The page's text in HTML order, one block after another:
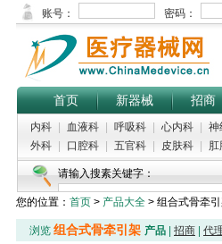
首页 新器械 招商
内科 血液科 呼吸科 心内科 神
外科
口腔科 五官科 皮肤科 肛
请输入搜素关键字：
您的位置： 首页 > 产品大全 > 组合式骨牵
浏览 组合式骨牵引架 产品 招商 代